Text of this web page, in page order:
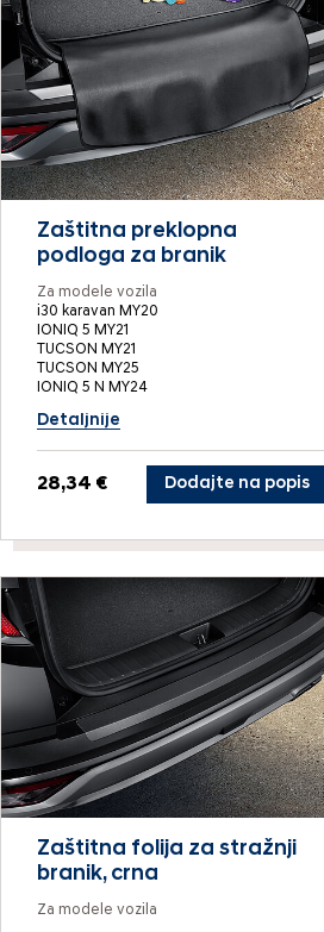
Zaštitna preklopna
podloga za branik
Za modele vozila
i30 karavan MY20
IONIQ 5 MY21
TUCSON MY21
TUCSON MY25
IONIQ 5 N MY24
Detaljnije
28,34 € Dodajte na popis
Zaštitna folija za stražnji
branik, crna
Za modele vozila